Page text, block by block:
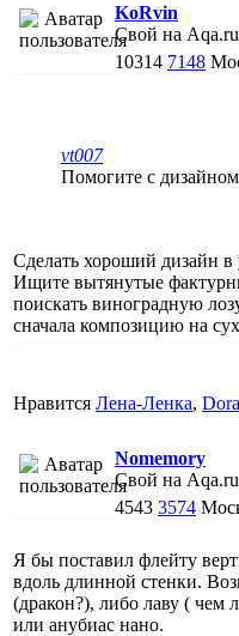
KoRvin
Свой на Aqa.ru
10314 7148
vt007
Помогите с
Сделать хороший дизайн в
Ищите вытянутые
поискать виноградную
сначала композицию на
Нравится Лена-Ленка,
Nomemory
Свой на Aqa.ru
4543 3574
Я бы поставил флейту
вдоль длинной стенки.
(дракон?), либо лаву ( чем
или анубиас нано.